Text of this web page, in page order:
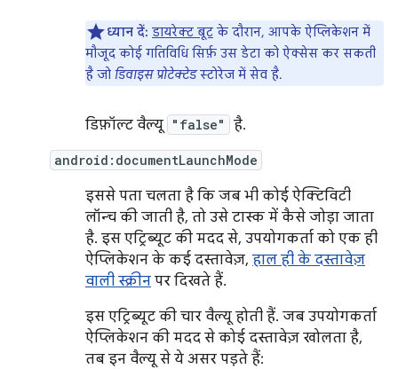
ध्यान दें: डायरेक्ट बूट के दौरान, आपके ऐप्लिकेशन में
मौजूद कोई गतिविधि सिर्फ़ उस डेटा को ऐक्सेस कर सकती
है जो डिवाइस प्रोटेक्टेडस्टोरेज में सेव है.
डिफ़ॉल्ट वैल्यू "false" है.
android:documentLaunchMode
इससे पता चलता है कि जब भी कोई ऐक्टिविटी
लॉन्च की जाती है, तो उसे टास्क में कैसे जोड़ा जाता
है. इस एट्रिब्यूट की मदद से, उपयोगकर्ता को एक ही
ऐप्लिकेशन के कई दस्तावेज़, हाल ही के दस्तावेज़
वाली स्क्रीन पर दिखते हैं.
इस एट्रिब्यूट की चार वैल्यू होती हैं. जब उपयोगकर्ता
ऐप्लिकेशन की मदद से कोई दस्तावेज़ खोलता है,
तब इन वैल्यू से ये असर पड़ते हैं: